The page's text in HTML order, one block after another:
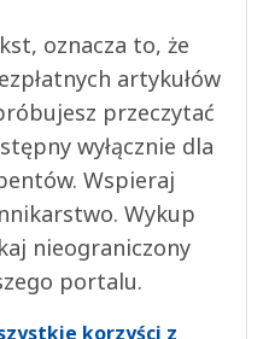
oznacza to, że
artykułów
przeczytać
wyłącznie dla
Wspieraj
Wykup
nieograniczony
portalu.
korzyści z